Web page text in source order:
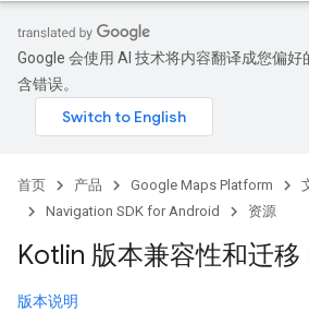
Google 会使用 AI 技术将内容翻译成您偏
含错误。
首页 产品 Google Maps Platform
Navigation SDK for Android
资源
Kotlin 版本兼容性和迁移
版本说明